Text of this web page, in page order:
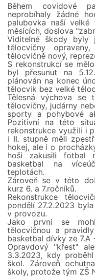
Během covidové
neprobíhaly žádné
palubovka naší velké
měsících, doslova
Viditelné škody byly
tělocvičny
tělocvičně nový,
S rekonstrukcí se
byl přesunut na
plánován na konec
tělocvik bez velké
Tělesná výchova se
tělocvičny, judárny
sporty a pohybové
Pozitivní na této
rekonstrukce využili i
i II. stupně měli
hokej, ale i o
hoši zakusili fotbal
basketbal na
teplotách.
Zároveň se v této
kurz 6. a 7.ročníků.
Rekonstrukce
pondělí 27.2.2023
v provozu.
Jako první se
tělocvičnou a
basketbal dívky ze 7.A
Opravdový "křest"
3.3.2023, kdy
škol. Zároveň
školy, protože tým ZŠ